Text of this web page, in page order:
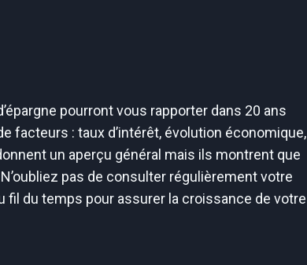
pourront vous rapporter dans 20 ans
facteurs : taux d’intérêt, évolution économique,
un aperçu général mais ils montrent que
pas de consulter régulièrement votre
fil du temps pour assurer la croissance de votre